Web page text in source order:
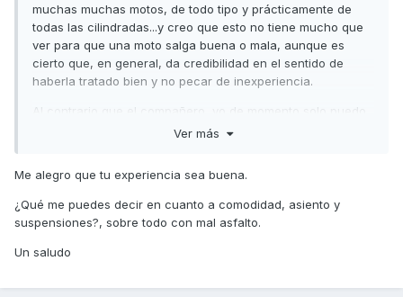
muchas muchas motos, de todo tipo y prácticamente de
todas las cilindradas...y creo que esto no tiene mucho que
ver para que una moto salga buena o mala, aunque es
cierto que, en general, da credibilidad en el sentido de
haberla tratado bien y no pecar de inexperiencia.
Al contrario que el compañero, yo de momento solo puedo
hablar maravillas de esta moto, encantado no, lo
Bien es cierto que mi unidad es de febrero de este año y
de juventud los tiene solucionados.
Ver más
Me alegro que tu experiencia sea buena.
¿Qué me puedes decir en cuanto a comodidad, asiento y
suspensiones?, sobre todo con mal asfalto.
Un saludo